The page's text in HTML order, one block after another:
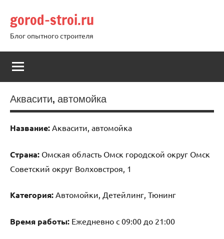
содержимому
gorod-stroi.ru
Блог опытного строителя
Аквасити, автомойка
Название: Аквасити, автомойка
Страна: Омская область Омск городской округ Омск
Советский округ Волховстроя, 1
Категория: Автомойки, Детейлинг, Тюнинг
Время работы: Ежедневно с 09:00 до 21:00